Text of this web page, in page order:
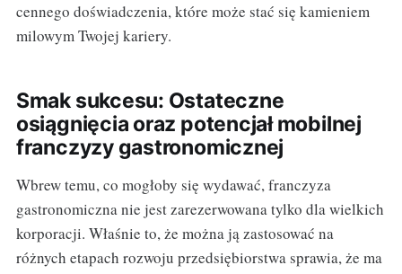
cennego doświadczenia, które może stać się kamieniem
milowym Twojej kariery.
Smak sukcesu: Ostateczne
osiągnięcia oraz potencjał mobilnej
franczyzy gastronomicznej
Wbrew temu, co mogłoby się wydawać, franczyza
gastronomiczna nie jest zarezerwowana tylko dla wielkich
korporacji. Właśnie to, że można ją zastosować na
różnych etapach rozwoju przedsiębiorstwa sprawia, że ma